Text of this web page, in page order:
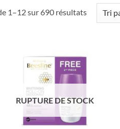
1–12 sur 690 résultatsTrié
par
RUPTURE DE STOCK